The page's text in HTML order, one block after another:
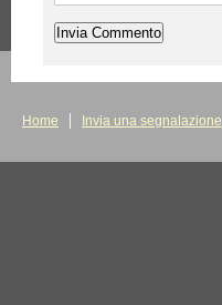
Home Invia una segnalazione